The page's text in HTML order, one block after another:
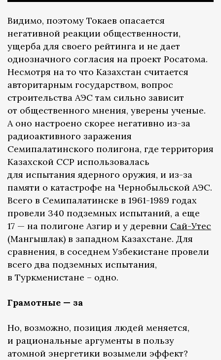
Видимо, поэтому Токаев опасается
негативной реакции общественности,
ущерба для своего рейтинга и не дает
однозначного согласия на проект Росатома.
Несмотря на то что Казахстан считается
авторитарным государством, вопрос
строительства АЭС там сильно зависит
от общественного мнения, уверены ученые.
А оно настроено скорее негативно из-за
радиоактивного заражения
Семипалатинского полигона, где территория
Казахской ССР использовалась
для испытания ядерного оружия, и из-за
памяти о катастрофе на Чернобыльской АЭС.
Всего в Семипалатинске в 1961-1989 годах
провели 340 подземных испытаний, а еще
17 — на полигоне Азгир и у деревни Сай-Утес
(Мангышлак) в западном Казахстане. Для
сравнения, в соседнем Узбекистане провели
всего два подземных испытания,
в Туркменистане – одно.
Грамотные — за
Но, возможно, позиция людей меняется,
и рациональные аргументы в пользу
атомной энергетики возымели эффект?